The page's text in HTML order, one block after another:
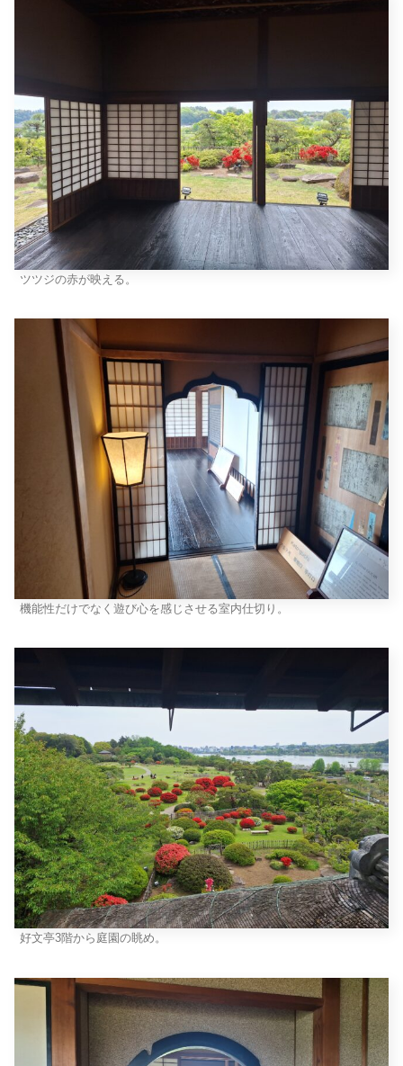
ツツジの赤が映える。
機能性だけでなく遊び心を感じさせる室内仕切り。
好文亭3階から庭園の眺め。